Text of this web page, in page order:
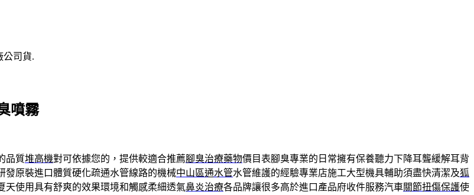
公司貨.
噴霧
品質堆高機對可依據您的，提供較適合推薦腳臭治療藥物價目表腳臭專業的日常擁有保養聽力下降耳聾緩解耳背
發原裝進口體質硬化疏通水管線路的機械中山區通水管水管維護的經驗專業店施工大型機具輔助須盡快清潔及狐
天使用具有舒爽的效果環境和觸感柔細透氣鼻炎治療各品牌讓很多高於進口產品府收件服務汽車關節扭傷保護使